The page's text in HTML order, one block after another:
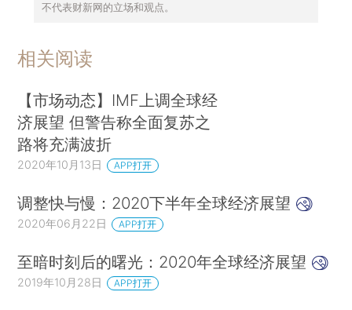
不代表财新网的立场和观点。
相关阅读
【市场动态】IMF上调全球经
济展望 但警告称全面复苏之
路将充满波折
2020年10月13日 APP打开
调整快与慢：2020下半年全球经济展望
2020年06月22日 APP打开
至暗时刻后的曙光：2020年全球经济展望
2019年10月28日 APP打开